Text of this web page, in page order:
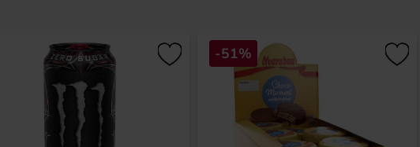
-51%